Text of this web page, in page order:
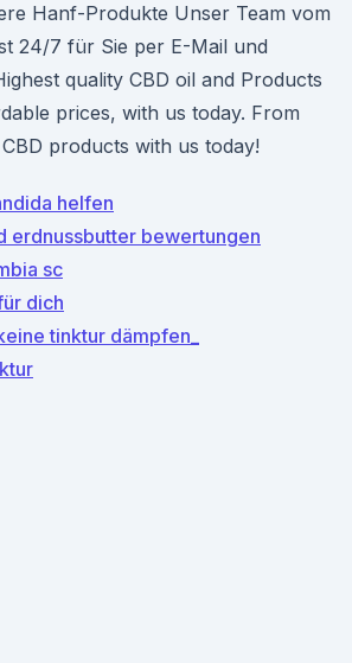
Hanf-Produkte Unser Team vom
24/7 für Sie per E-Mail und
quality CBD oil and Products
prices, with us today. From
products with us today!
helfen
erdnussbutter bewertungen
sc
dich
tinktur dämpfen_